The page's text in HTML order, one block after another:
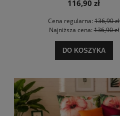
116,90 zł
Cena regularna: 136,90 zł
Najniższa cena:136,90 zł
DO KOSZYKA